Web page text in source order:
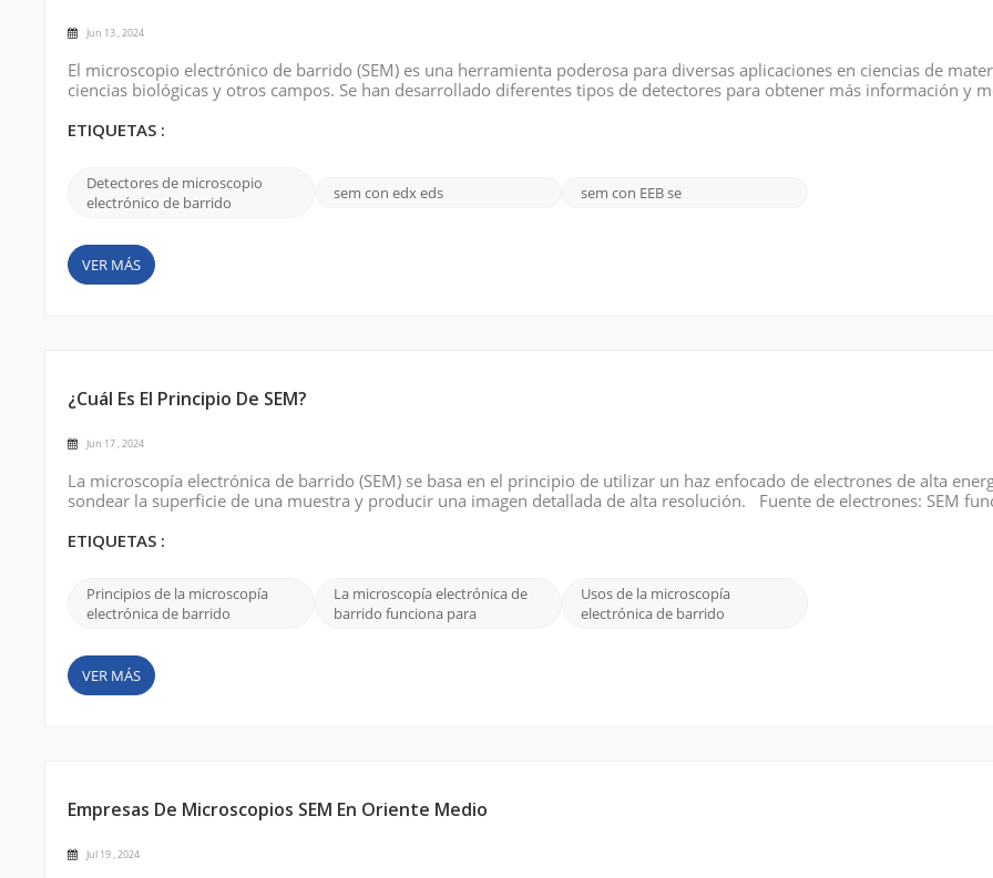
Jun 13 , 2024
El microscopio electrónico de barrido (SEM) es una herramienta poderosa para diversas aplicaciones en ciencias de
ciencias biológicas y otros campos. Se han desarrollado diferentes tipos de detectores para obtener más información y
(BSE): los detector...
ETIQUETAS :
Detectores de microscopio
electrónico de barrido
sem con edx eds sem con EEB se
VER MÁS
¿Cuál Es El Principio De SEM?
Jun 17 , 2024
La microscopía electrónica de barrido (SEM) se basa en el principio de utilizar un haz enfocado de electrones de alta
sondear la superficie de una muestra y producir una imagen detallada de alta resolución. Fuente de electrones: SEM
campo, para producir ...
ETIQUETAS :
Principios de la microscopía
electrónica de barrido
La microscopía electrónica de
barrido funciona para
Usos de la microscopía
electrónica de barrido
VER MÁS
Empresas De Microscopios SEM En Oriente Medio
Jul 19 , 2024